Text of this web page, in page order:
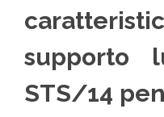
supporto
STS/14